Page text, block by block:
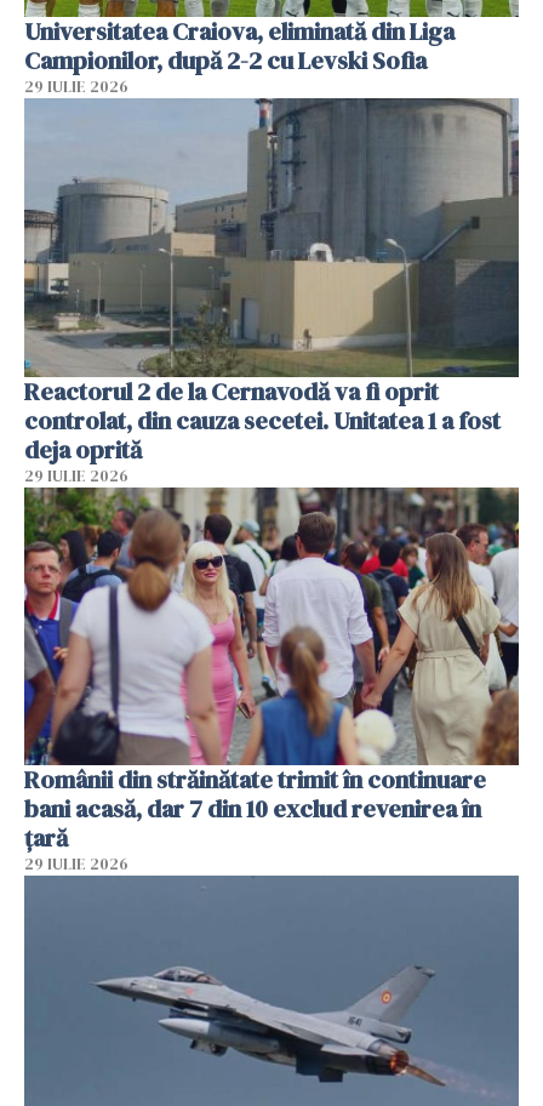
Universitatea Craiova, eliminată din Liga
Campionilor, după 2-2 cu Levski Sofia
29 IULIE 2026
Reactorul 2 de la Cernavodă va fi oprit
controlat, din cauza secetei. Unitatea 1 a fost
deja oprită
29 IULIE 2026
Românii din străinătate trimit în continuare
bani acasă, dar 7 din 10 exclud revenirea în
țară
29 IULIE 2026